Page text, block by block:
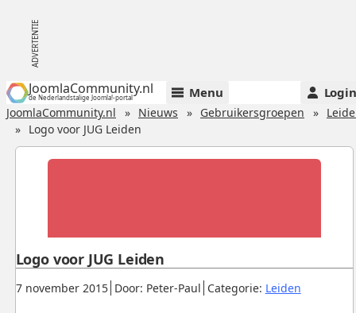
JoomlaCommunity.nl
de Nederlandstalige Joomla!-portal Menu Login
JoomlaCommunity.nl Nieuws Gebruikersgroepen
Logo voor JUG Leiden
Gepubliceerd:
7 november 2015. Door: Peter-Paul. Categorie: Leiden.
Logo voor JUG Leiden